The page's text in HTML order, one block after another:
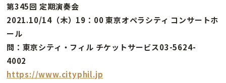
第345回 定期演奏会
2021.10/14（木）19：00 東京オペラシティ コンサートホ
ール
問：東京シティ・フィル チケットサービス03-5624-
4002
https://www.cityphil.jp